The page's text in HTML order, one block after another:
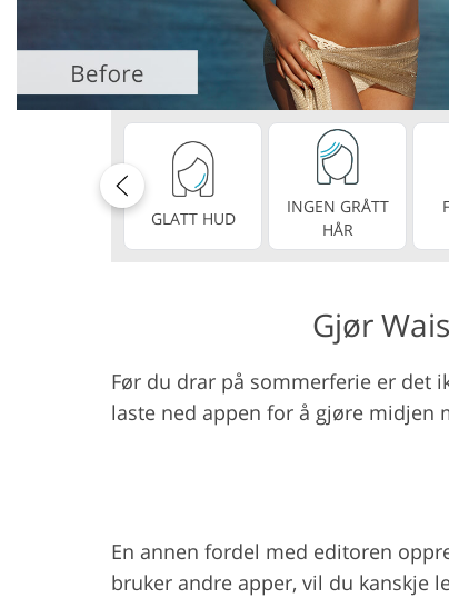
Produktfotoredigering
GLATT HUD
INGEN GRÅTT
HÅR
Gjør
Før du drar på sommerferie er det
laste ned appen for å gjøre midjen
En annen fordel med editoren
bruker andre apper, vil du kanskje